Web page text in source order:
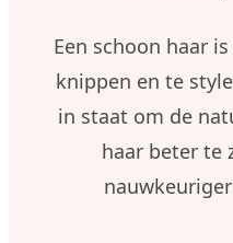
Een schoon haar
knippen en te
in staat om de
haar beter te